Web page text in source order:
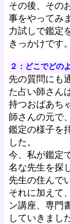
その後、その
事をやってみ
力試しで鑑定
きっかけです。
２：どこでどの
先の質問にも
た占い師さん
持つおばあち
師さんの元で
鑑定の様子を
した。
今、私が鑑定
名な先生を探
先生の住んで
それに加えて
ン講座、専門
していきまし